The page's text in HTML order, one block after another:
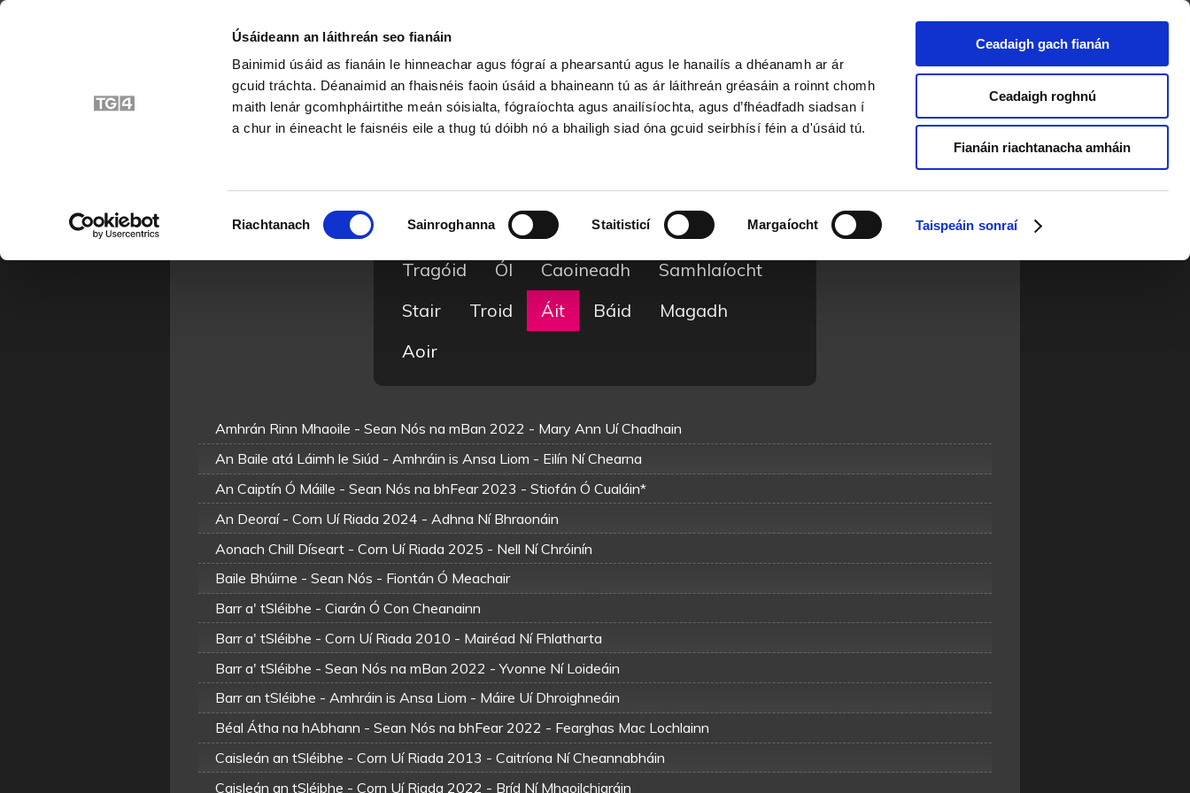
Úsáideann an láithreán seo fianáin
Bainimid úsáid as fianáin le hinneachar agus fógraí a phearsantú agus le hanailís a dhéanamh ar ár
gcuid tráchta. Déanaimid an fhaisnéis faoin úsáid a bhaineann tú as ár láithreán gréasáin a roinnt chomh
maith lenár gcomhpháirtithe meán sóisialta, fógraíochta agus anailísíochta, agus d’fhéadfadh siadsan í
a chur in éineacht le faisnéis eile a thug tú dóibh nó a bhailigh siad óna gcuid seirbhísí féin a d'úsáid tú.
Riachtanach Sainroghanna Staitisticí Margaíocht Taispeáin sonraí
Ceadaigh gach fianán
Ceadaigh roghnú
Fianáin riachtanacha amháin
Téamaí
Grá Reiligiún Bás Greann
Tírghrá
Caitheamh Aimsire
Deoraíocht
Suantraí
Tragóid
Ól Caoineadh
Samhlaíocht
Stair
Troid Áit Báid
Magadh
Aoir
Amhrán Rinn Mhaoile - Sean Nós na mBan 2022 - Mary Ann Uí Chadhain
An Baile atá Láimh le Siúd - Amhráin is Ansa Liom - Eilín Ní Chearna
An Caiptín Ó Máille - Sean Nós na bhFear 2023 - Stiofán Ó Cualáin*
An Deoraí - Corn Uí Riada 2024 - Adhna Ní Bhraonáin
Aonach Chill Díseart - Corn Uí Riada 2025 - Nell Ní Chróinín
Baile Bhúirne - Sean Nós - Fiontán Ó Meachair
Barr a' tSléibhe - Ciarán Ó Con Cheanainn
Barr a' tSléibhe - Corn Uí Riada 2010 - Mairéad Ní Fhlatharta
Barr a' tSléibhe - Sean Nós na mBan 2022 - Yvonne Ní Loideáin
Barr an tSléibhe - Amhráin is Ansa Liom - Máire Uí Dhroighneáin
Béal Átha na hAbhann - Sean Nós na bhFear 2022 - Fearghas Mac Lochlainn
Caisleán an tSléibhe - Corn Uí Riada 2013 - Caitríona Ní Cheannabháin
Caisleán an tSléibhe - Corn Uí Riada 2022 - Bríd Ní Mhaoilchiaráin